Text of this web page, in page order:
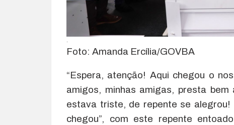
Foto: Amanda Ercília/GOVBA
“Espera, atenção! Aqui chegou o
amigos, minhas amigas, presta
estava triste, de repente se
chegou”, com este repente